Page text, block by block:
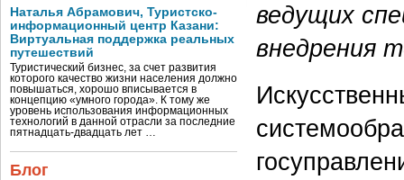
Наталья Абрамович, Туристско-
информационный центр Казани:
Виртуальная поддержка реальных
путешествий
Туристический бизнес, за счет развития
которого качество жизни населения должно
повышаться, хорошо вписывается в
концепцию «умного города». К тому же
уровень использования информационных
технологий в данной отрасли за последние
пятнадцать-двадцать лет …
Блог
ведущих
внедрения